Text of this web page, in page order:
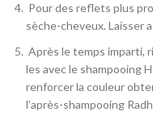
Pour des reflets plus
sèche-cheveux. Laisser
Après le temps imparti,
les avec le shampooing
renforcer la couleur
l’après-shampooing